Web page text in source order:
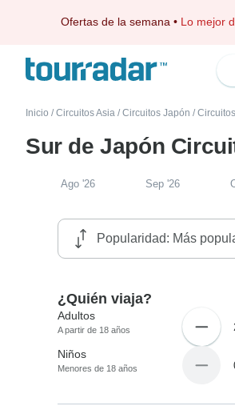
Ofertas de la semana • Lo mejor
Inicio / Circuitos Asia / Circuitos Japón /
Sur de Japón
Ago '26 Sep '26
¿Quién viaja?
Adultos
A partir de 18 años
Niños
Menores de 18 años